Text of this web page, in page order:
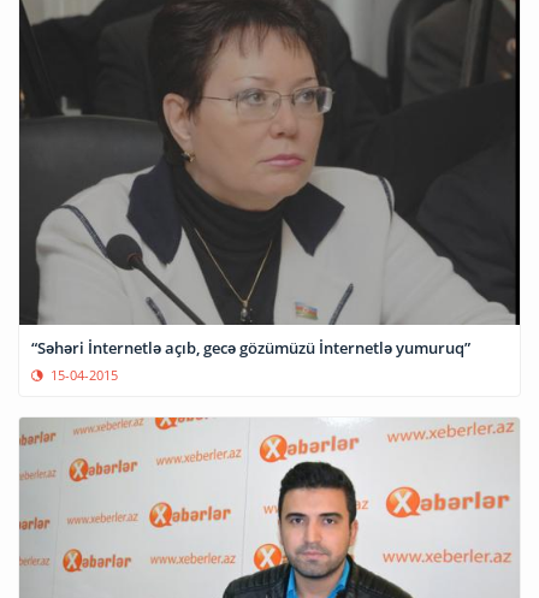
“Səhəri İnternetlə açıb, gecə gözümüzü İnternetlə yumuruq”
15-04-2015